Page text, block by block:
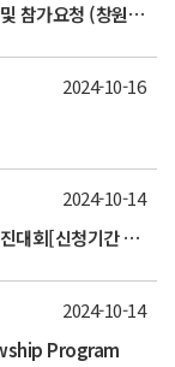
'2024 국제 수소전기에너지 전시회' 개최안내 및 참가요청 (창원 CECO 24.11.27-11.29)
2024-10-16
2024년 제4회 K-인공지능 제조데이터 분석 경진대회[신청기간 : 10/14(월)~10/23(수)]
2024-10-14
Program
2024-10-14